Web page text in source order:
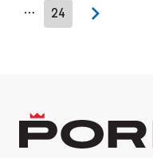
… 24
Next page